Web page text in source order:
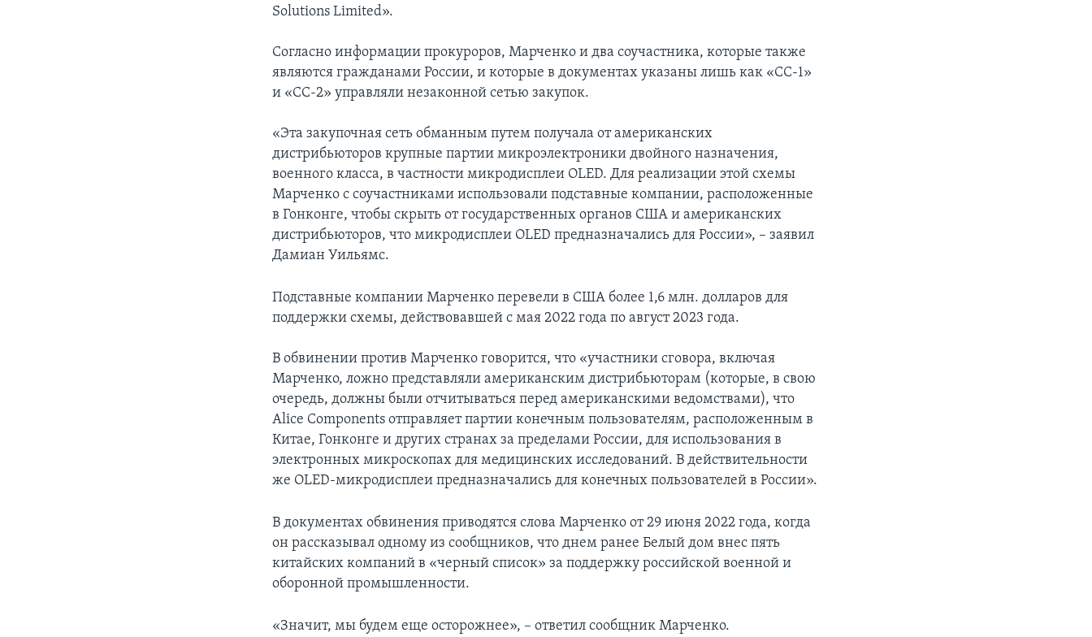
Solutions Limited».
Согласно информации прокуроров, Марченко и два соучастника, которые также
являются гражданами России, и которые в документах указаны лишь как «СС-1»
и «СС-2» управляли незаконной сетью закупок.
«Эта закупочная сеть обманным путем получала от американских
дистрибьюторов крупные партии микроэлектроники двойного назначения,
военного класса, в частности микродисплеи OLED. Для реализации этой схемы
Марченко с соучастниками использовали подставные компании, расположенные
в Гонконге, чтобы скрыть от государственных органов США и американских
дистрибьюторов, что микродисплеи OLED предназначались для России», – заявил
Дамиан Уильямс.
Подставные компании Марченко перевели в США более 1,6 млн. долларов для
поддержки схемы, действовавшей с мая 2022 года по август 2023 года.
В обвинении против Марченко говорится, что «участники сговора, включая
Марченко, ложно представляли американским дистрибьюторам (которые, в свою
очередь, должны были отчитываться перед американскими ведомствами), что
Alice Components отправляет партии конечным пользователям, расположенным в
Китае, Гонконге и других странах за пределами России, для использования в
электронных микроскопах для медицинских исследований. В действительности
же OLED-микродисплеи предназначались для конечных пользователей в России».
В документах обвинения приводятся слова Марченко от 29 июня 2022 года, когда
он рассказывал одному из сообщников, что днем ранее Белый дом внес пять
китайских компаний в «черный список» за поддержку российской военной и
оборонной промышленности.
«Значит, мы будем еще осторожнее», – ответил сообщник Марченко.